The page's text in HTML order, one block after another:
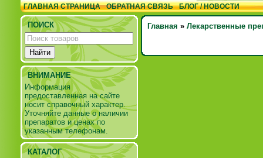
ГЛАВНАЯ СТРАНИЦА ОБРАТНАЯ СВЯЗЬ БЛОГ / НОВОСТИ
ПОИСК
ВНИМАНИЕ
Информация
предоставленная на сайте
носит справочный характер.
Уточняйте данные о наличии
препаратов и ценах по
указанным телефонам.
КАТАЛОГ
Главная » Лекарственные